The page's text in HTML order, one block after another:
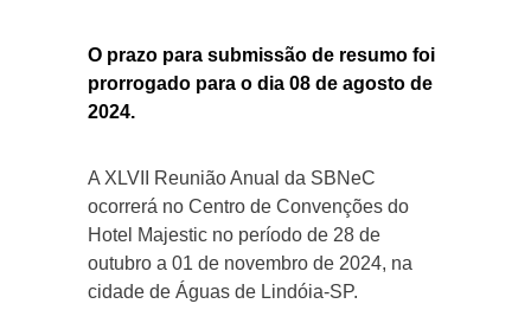
O prazo para submissão de resumo foi
prorrogado para o dia 08 de agosto de
2024.
A XLVII Reunião Anual da SBNeC
ocorrerá no Centro de Convenções do
Hotel Majestic no período de 28 de
outubro a 01 de novembro de 2024, na
cidade de Águas de Lindóia-SP.